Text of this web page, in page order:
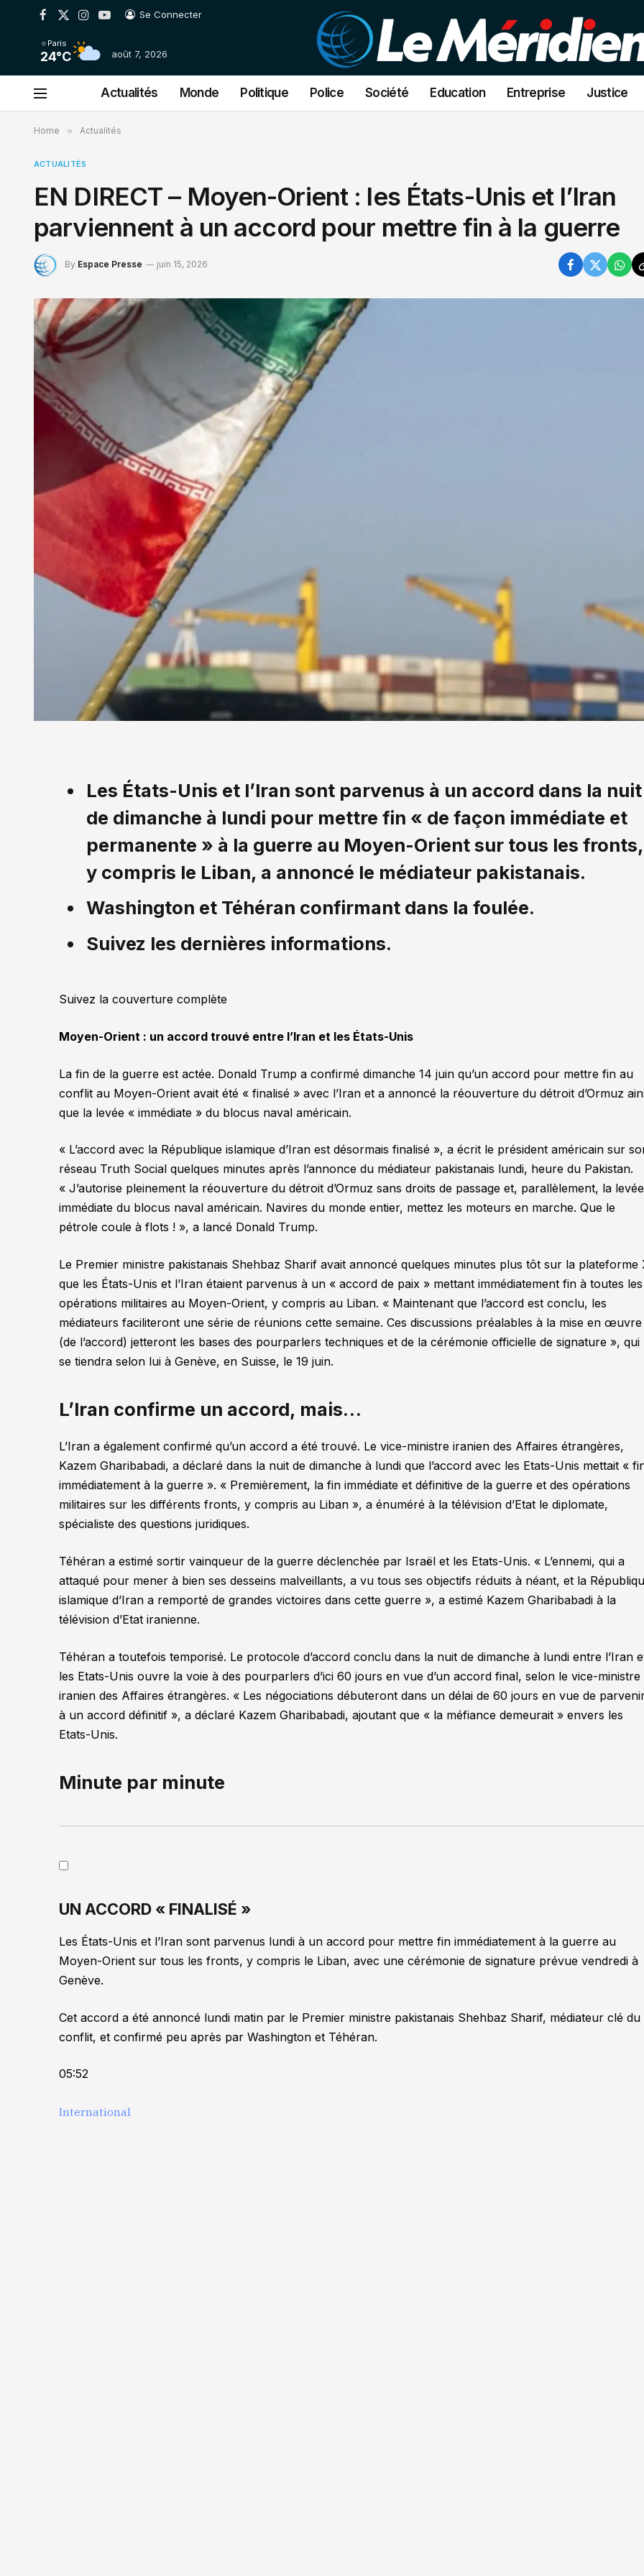
Facebook
X
Instagram
YouTube
Se Connecter
Paris
24°C août 7, 2026
Actualités Monde Politique Police Société Education Entreprise Justice
Home » Actualités
ACTUALITÉS
EN DIRECT – Moyen-Orient : les États-Unis et l’Iran
parviennent à un accord pour mettre fin à la guerre
By Espace Presse juin 15, 2026
Les États-Unis et l’Iran sont parvenus à un accord dans la nuit
de dimanche à lundi pour mettre fin « de façon immédiate et
permanente » à la guerre au Moyen-Orient sur tous les fronts,
y compris le Liban, a annoncé le médiateur pakistanais.
Washington et Téhéran confirmant dans la foulée.
Suivez les dernières informations.
Suivez la couverture complète
Moyen-Orient : un accord trouvé entre l’Iran et les États-Unis
La fin de la guerre est actée. Donald Trump a confirmé dimanche 14 juin qu’un accord pour mettre fin au
conflit au Moyen-Orient avait été « finalisé » avec l’Iran et a annoncé la réouverture du détroit d’Ormuz
que la levée « immédiate »du blocus naval américain.
« L’accord avec la République islamique d’Iran est désormais finalisé », a écrit le président américain sur
réseau Truth Social quelques minutes après l’annonce du médiateur pakistanais lundi, heure du Pakistan.
« J’autorise pleinement la réouverture du détroit d’Ormuz sans droits de passage et, parallèlement, la levée
immédiate du blocus naval américain. Navires du monde entier, mettez les moteurs en marche. Que le
pétrole coule à flots ! », a lancé Donald Trump.
Le Premier ministre pakistanais Shehbaz Sharif avait annoncé quelques minutes plus tôt sur la plateforme
que les États-Unis et l’Iran étaient parvenus à un « accord de paix » mettant immédiatement fin à toutes les
opérations militaires au Moyen-Orient, y compris au Liban. « Maintenant que l’accord est conclu, les
médiateurs faciliteront une série de réunions cette semaine. Ces discussions préalables à la mise en œuvre
(de l’accord) jetteront les bases des pourparlers techniques et de la cérémonie officielle de signature », qui
se tiendra selon lui à Genève, en Suisse, le 19 juin.
L’Iran confirme un accord, mais…
L’Iran a également confirmé qu’un accord a été trouvé. Le vice-ministre iranien des Affaires étrangères,
Kazem Gharibabadi, a déclaré dans la nuit de dimanche à lundi que l’accord avec les Etats-Unis mettait «
immédiatement à la guerre ». « Premièrement, la fin immédiate et définitive de la guerre et des opérations
militaires sur les différents fronts, y compris au Liban », a énuméré à la télévision d’Etat le diplomate,
spécialiste des questions juridiques.
Téhéran a estimé sortir vainqueur de la guerre déclenchée par Israël et les Etats-Unis. « L’ennemi, qui a
attaqué pour mener à bien ses desseins malveillants, a vu tous ses objectifs réduits à néant, et la
islamique d’Iran a remporté de grandes victoires dans cette guerre », a estimé Kazem Gharibabadi à la
télévision d’Etat iranienne.
Téhéran a toutefois temporisé. Le protocole d’accord conclu dans la nuit de dimanche à lundi entre l’Iran
les Etats-Unis ouvre la voie à des pourparlers d’ici 60 jours en vue d’un accord final, selon le vice-ministre
iranien des Affaires étrangères. « Les négociations débuteront dans un délai de 60 jours en vue de
à un accord définitif », a déclaré Kazem Gharibabadi, ajoutant que « la méfiance demeurait » envers les
Etats-Unis.
Minute par minute
UN ACCORD « FINALISÉ »
Les États-Unis et l’Iran sont parvenus lundi à un accord pour mettre fin immédiatement à la guerre au
Moyen-Orient sur tous les fronts, y compris le Liban, avec une cérémonie de signature prévue vendredi à
Genève.
Cet accord a été annoncé lundi matin par le Premier ministre pakistanais Shehbaz Sharif, médiateur clé du
conflit, et confirmé peu après par Washington et Téhéran.
05:52
International